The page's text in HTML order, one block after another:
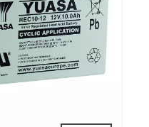
cálcio para uma vida
fibra de vidro
de ácido.